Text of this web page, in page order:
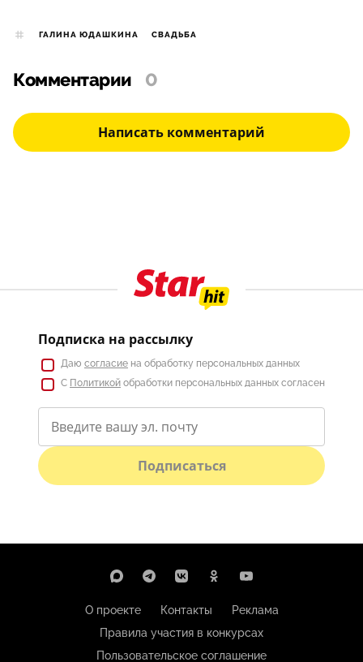
ГАЛИНА ЮДАШКИНА СВАДЬБА
Комментарии 0
Написать комментарий
Подписка на рассылку
Даю согласие на обработку персональных данных
С Политикой обработки персональных данных согласен
Подписаться
О проекте Контакты
Реклама
Правила участия в конкурсах
Пользовательское соглашение